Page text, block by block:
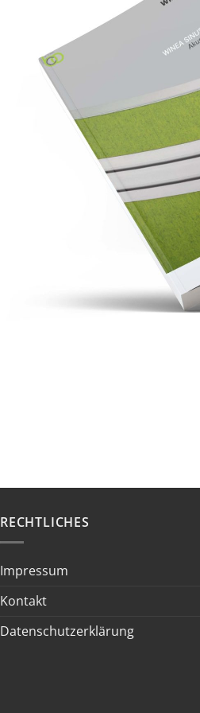
RECHTLICHES
Impressum
Kontakt
Datenschutzerklärung